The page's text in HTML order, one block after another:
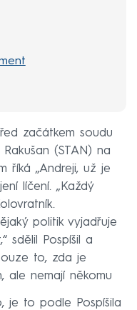
začátkem soudu
(STAN) na
říká „Andreji, už je
líčení. „Každý
politik vyjadřuje
sdělil Pospíšil a
to, zda je
ale nemají někomu
je to podle Pospíšila